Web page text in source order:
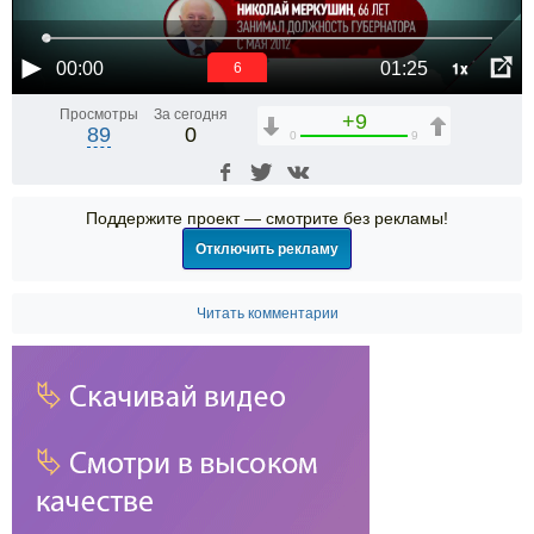
00:00 01:25 1x
6
Просмотры
89
За сегодня
0
+9
0 9
Поддержите проект — смотрите без рекламы!
Отключить рекламу
Читать комментарии